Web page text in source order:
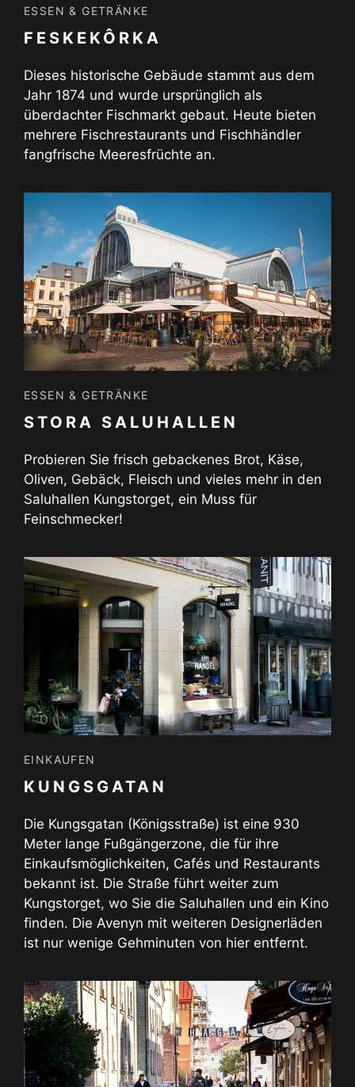
ESSEN & GETRÄNKE
FESKEKÔRKA
Dieses historische Gebäude stammt aus dem
Jahr 1874 und wurde ursprünglich als
überdachter Fischmarkt gebaut. Heute bieten
mehrere Fischrestaurants und Fischhändler
fangfrische Meeresfrüchte an.
ESSEN & GETRÄNKE
STORA SALUHALLEN
Probieren Sie frisch gebackenes Brot, Käse,
Oliven, Gebäck, Fleisch und vieles mehr in den
Saluhallen Kungstorget, ein Muss für
Feinschmecker!
EINKAUFEN
KUNGSGATAN
Die Kungsgatan (Königsstraße) ist eine 930
Meter lange Fußgängerzone, die für ihre
Einkaufsmöglichkeiten, Cafés und Restaurants
bekannt ist. Die Straße führt weiter zum
Kungstorget, wo Sie die Saluhallen und ein Kino
finden. Die Avenyn mit weiteren Designerläden
ist nur wenige Gehminuten von hier entfernt.